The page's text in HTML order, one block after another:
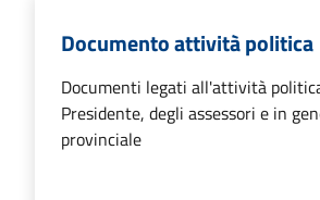
Documento attività politica
Documenti legati all'attività
Presidente, degli assessori e in
provinciale